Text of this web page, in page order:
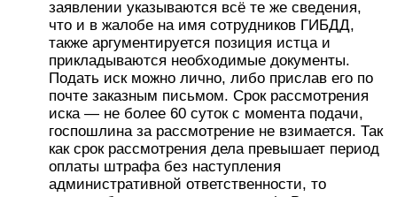
заявлении указываются всё те же сведения,
что и в жалобе на имя сотрудников ГИБДД,
также аргументируется позиция истца и
прикладываются необходимые документы.
Подать иск можно лично, либо прислав его по
почте заказным письмом. Срок рассмотрения
иска — не более 60 суток с момента подачи,
госпошлина за рассмотрение не взимается. Так
как срок рассмотрения дела превышает период
оплаты штрафа без наступления
административной ответственности, то